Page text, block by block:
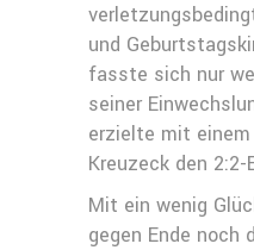
und
fasste sich nur
seiner
erzielte mit
Kreuzeck den 2:2-
Mit ein wenig
gegen Ende noch